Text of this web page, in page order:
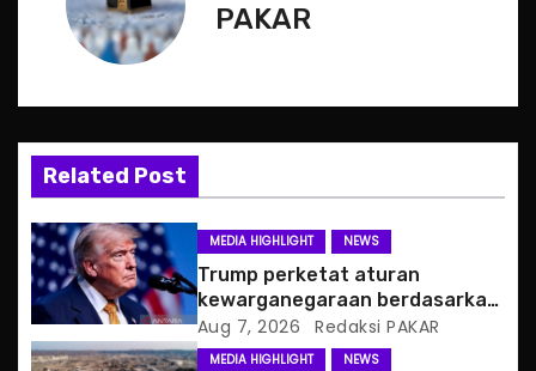
v
i
g
a
t
PAKAR
Related Post
MEDIA HIGHLIGHT NEWS
Trump perketat aturan
kewarganegaraan berdasarkan
tempat kelahiran
Aug 7, 2026 Redaksi PAKAR
MEDIA HIGHLIGHT NEWS